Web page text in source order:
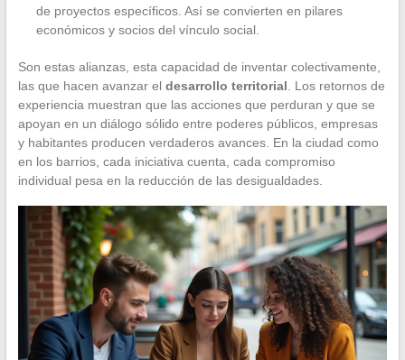
de proyectos específicos. Así se convierten en pilares
económicos y socios del vínculo social.
Son estas alianzas, esta capacidad de inventar colectivamente,
las que hacen avanzar el desarrollo territorial . Los retornos de
experiencia muestran que las acciones que perduran y que se
apoyan en un diálogo sólido entre poderes públicos, empresas
y habitantes producen verdaderos avances. En la ciudad como
en los barrios, cada iniciativa cuenta, cada compromiso
individual pesa en la reducción de las desigualdades.